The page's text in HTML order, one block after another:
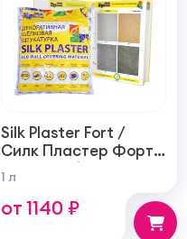
Silk Plaster Fort /
Силк Пластер Форт
жидкие обои
(шелковая
декоративная
1 л
от 1140 ₽